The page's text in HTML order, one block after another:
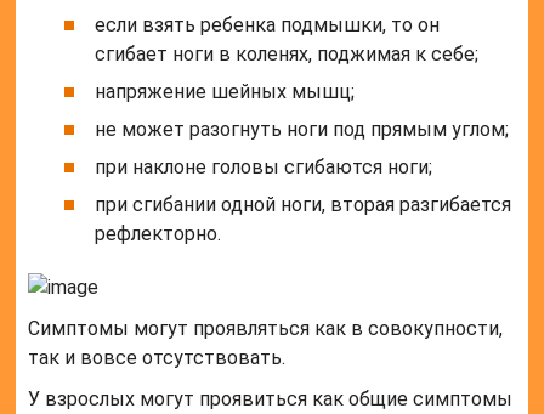
если взять ребенка подмышки, то он
сгибает ноги в коленях, поджимая к себе;
напряжение шейных мышц;
не может разогнуть ноги под прямым углом;
при наклоне головы сгибаются ноги;
при сгибании одной ноги, вторая разгибается
рефлекторно.
Симптомы могут проявляться как в совокупности,
так и вовсе отсутствовать.
У взрослых могут проявиться как общие симптомы